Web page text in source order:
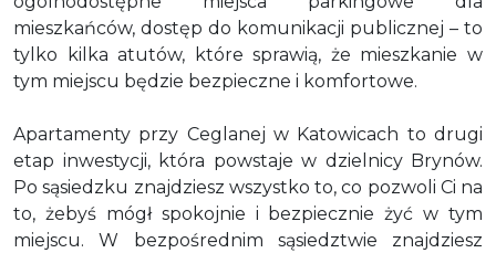
mieszkańców, dostęp do komunikacji publicznej – to
tylko kilka atutów, które sprawią, że mieszkanie w
tym miejscu będzie bezpieczne i komfortowe.
Apartamenty przy Ceglanej w Katowicach to drugi
etap inwestycji, która powstaje w dzielnicy Brynów.
Po sąsiedzku znajdziesz wszystko to, co pozwoli Ci na
to, żebyś mógł spokojnie i bezpiecznie żyć w tym
miejscu. W bezpośrednim sąsiedztwie znajdziesz